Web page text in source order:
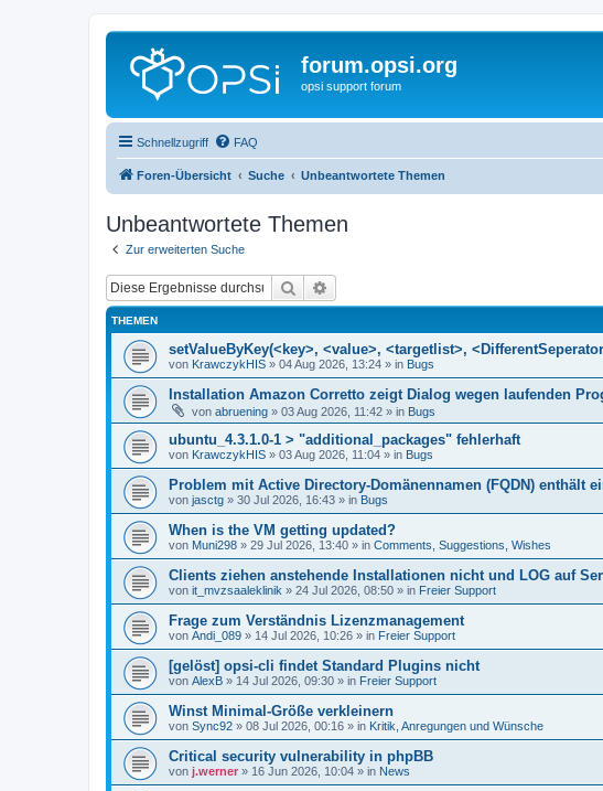
forum.opsi.org
opsi support forum
Schnellzugriff FAQ
Foren-Übersicht Suche Unbeantwortete Themen
Unbeantwortete Themen
Zur erweiterten Suche
Suche
THEMEN
setValueByKey(<key>, <value>, <targetlist>,
von KrawczykHIS » 04 Aug 2026, 13:24 » in Bugs
Installation Amazon Corretto zeigt Dialog wegen laufenden
von abruening » 03 Aug 2026, 11:42 » in Bugs
ubuntu_4.3.1.0-1 > "additional_packages" fehlerhaft
von KrawczykHIS » 03 Aug 2026, 11:04 » in Bugs
Problem mit Active Directory-Domänennamen (FQDN) enthält
von jasctg » 30 Jul 2026, 16:43 » in Bugs
When is the VM getting updated?
von Muni298 » 29 Jul 2026, 13:40 » in Comments, Suggestions, Wishes
Clients ziehen anstehende Installationen nicht und LOG auf
von it_mvzsaaleklinik » 24 Jul 2026, 08:50 » in Freier Support
Frage zum Verständnis Lizenzmanagement
von Andi_089 » 14 Jul 2026, 10:26 » in Freier Support
[gelöst] opsi-cli findet Standard Plugins nicht
von AlexB » 14 Jul 2026, 09:30 » in Freier Support
Winst Minimal-Größe verkleinern
von Sync92 » 08 Jul 2026, 00:16 » in Kritik, Anregungen und Wünsche
Critical security vulnerability in phpBB
von j.werner » 16 Jun 2026, 10:04 » in News